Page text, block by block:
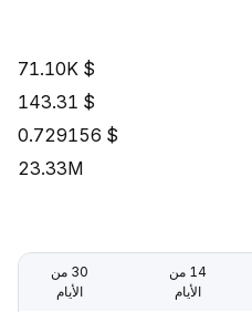
71.10K
143.31
0.729156
23.33M
14 من
الأيام
30 من
الأيام